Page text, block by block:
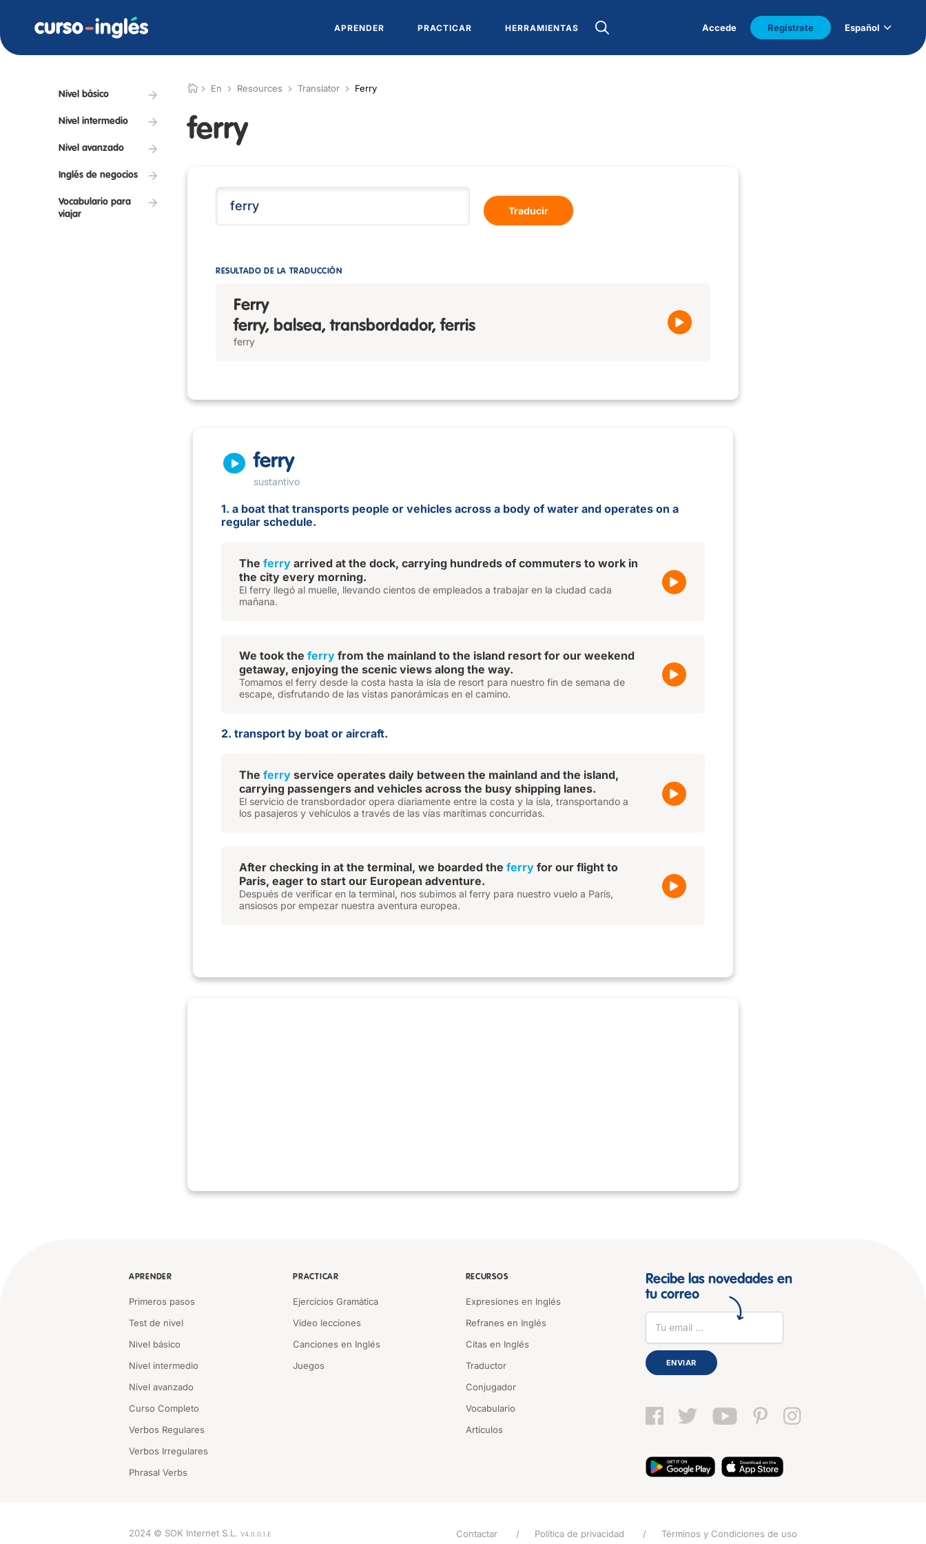
APRENDER PRACTICAR HERRAMIENTAS Accede Regístrate Español
Nivel básico
Nivel intermedio
Nivel avanzado
Inglés de negocios
Vocabulario para
viajar
En Resources Translator Ferry
ferry
Traducir
RESULTADO DE LA TRADUCCIÓN
Ferry
ferry, balsea, transbordador, ferris
ferry
ferry
sustantivo
1. a boat that transports people or vehicles across a body of water and operates on a
regular schedule.
The ferry arrived at the dock, carrying hundreds of commuters to work in
the city every morning.
El ferry llegó al muelle, llevando cientos de empleados a trabajar en la ciudad cada
mañana.
We took the ferry from the mainland to the island resort for our weekend
getaway, enjoying the scenic views along the way.
Tomamos el ferry desde la costa hasta la isla de resort para nuestro fin de semana de
escape, disfrutando de las vistas panorámicas en el camino.
2. transport by boat or aircraft.
The ferry service operates daily between the mainland and the island,
carrying passengers and vehicles across the busy shipping lanes.
El servicio de transbordador opera diariamente entre la costa y la isla, transportando a
los pasajeros y vehículos a través de las vías marítimas concurridas.
After checking in at the terminal, we boarded the ferry for our flight to
Paris, eager to start our European adventure.
Después de verificar en la terminal, nos subimos al ferry para nuestro vuelo a París,
ansiosos por empezar nuestra aventura europea.
APRENDER
Primeros pasos
Test de nivel
Nivel básico
Nivel intermedio
Nivel avanzado
Curso Completo
Verbos Regulares
Verbos Irregulares
Phrasal Verbs
PRACTICAR
Ejercicios Gramática
Video lecciones
Canciones en Inglés
Juegos
RECURSOS
Expresiones en Inglés
Refranes en Inglés
Citas en Inglés
Traductor
Conjugador
Vocabulario
Artículos
Recibe las novedades en
tu correo
ENVIAR
2024 © SOK Internet S.L. V4.0.0.1.E Contactar Política de privacidad Términos y Condiciones de uso